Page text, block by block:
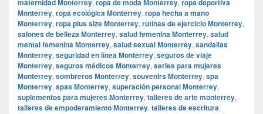
maternidad Monterrey, ropa de moda Monterrey, ropa deportiva
Monterrey, ropa ecológica Monterrey, ropa hecha a mano
Monterrey, ropa plus size Monterrey, rutinas de ejercicio Monterrey,
salones de belleza Monterrey, salud femenina Monterrey, salud
mental femenina Monterrey, salud sexual Monterrey, sandalias
Monterrey, seguridad en línea Monterrey, seguros de viaje
Monterrey, seguros médicos Monterrey, series para mujeres
Monterrey, sombreros Monterrey, souvenirs Monterrey, spa
Monterrey, spas Monterrey, superación personal Monterrey,
suplementos para mujeres Monterrey, talleres de arte monterrey,
talleres de empoderamiento Monterrey, talleres de escritura